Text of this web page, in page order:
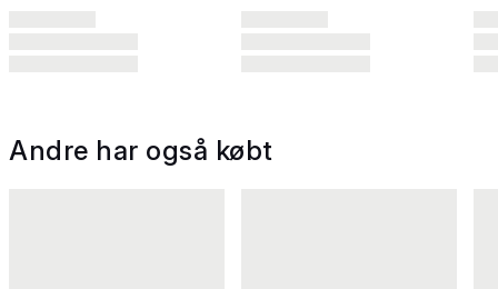
Andre har også købt